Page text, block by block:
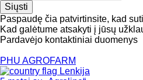
Paspaudę čia patvirtinsite, kad
Kad galėtume atsakyti į jūsų
Pardavėjo kontaktiniai duomenys
PHU AGROFARM
Lenkija